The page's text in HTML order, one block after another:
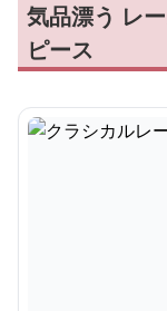
気品漂う レ
ピース